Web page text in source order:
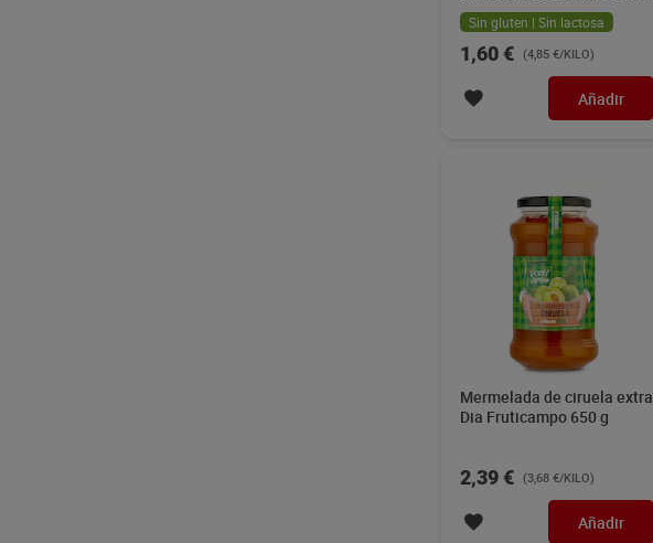
Fruticampo 330 g
Sin gluten | Sin lactosa
1,60 € (4,85 €/KILO)
Añadir
Mermelada de ciruela extra
Dia Fruticampo 650 g
2,39 € (3,68 €/KILO)
Añadir